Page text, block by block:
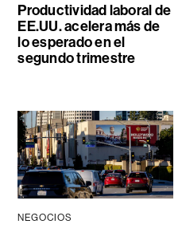
Productividad laboral de
EE.UU. acelera más de
lo esperado en el
segundo trimestre
NEGOCIOS